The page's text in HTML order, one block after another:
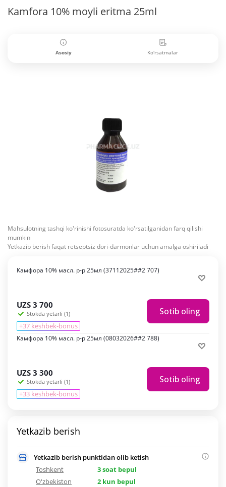
Kamfora 10% moyli eritma 25ml
Asosiy Ko'rsatmalar
Mahsulotning tashqi ko'rinishi fotosuratda ko'rsatilganidan farq qilishi
mumkin
Yetkazib berish faqat retseptsiz dori-darmonlar uchun amalga oshiriladi
Камфора 10% масл. р-р 25мл (37112025##2 707)
UZS 3 700
Stokda yetarli (1)
+37 keshbek-bonus
Sotib oling
Камфора 10% масл. р-р 25мл (08032026##2 788)
UZS 3 300
Stokda yetarli (1)
+33 keshbek-bonus
Sotib oling
Yetkazib berish
Yetkazib berish punktidan olib ketish
Toshkent
3 soat bepul
O'zbekiston
2 kun bepul